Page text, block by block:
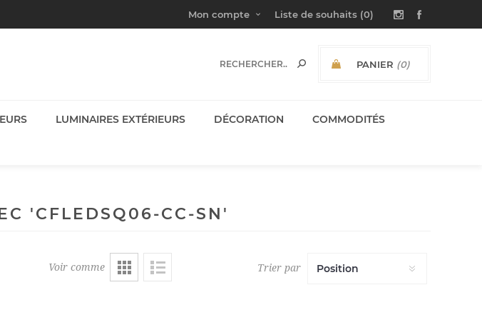
Mon compte Liste de souhaits (0)
PANIER (0)
LUMINAIRES EXTÉRIEURS DÉCORATION COMMODITÉS
'CFLEDSQ06-CC-SN'
Voir comme Trier par